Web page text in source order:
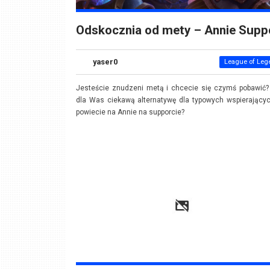
Odskocznia od mety – Annie
yaser0 League of
Jesteście znudzeni metą i chcecie się czymś pobawić?
dla Was ciekawą alternatywę dla typowych
powiecie na Annie na supporcie?